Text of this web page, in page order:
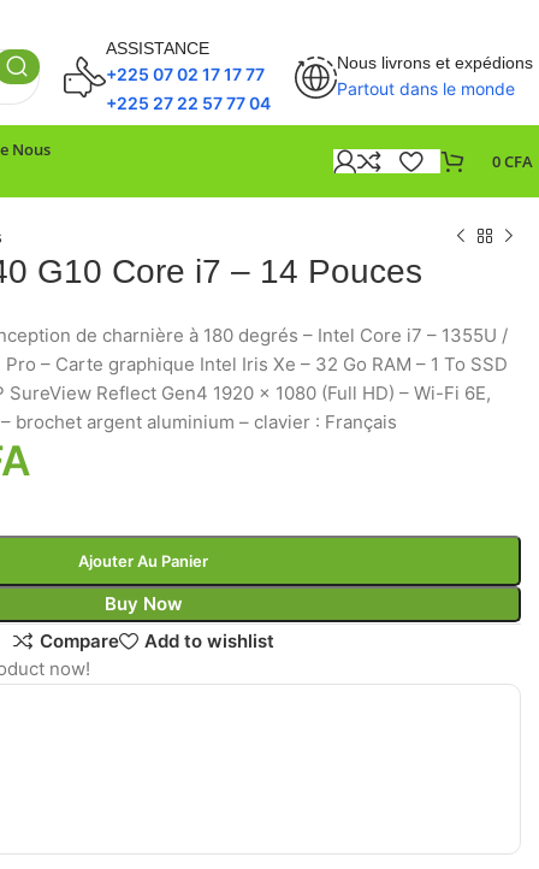
ASSISTANCE
+225 07 02 17 17 77
+225 27 22 57 77 04
Nous livrons et expédions
Partout dans le monde
Nous
0CFA
G10 Core i7 – 14 Pouces
de charnière à 180 degrés – Intel Core i7 – 1355U /
Pro – Carte graphique Intel Iris Xe – 32 Go RAM – 1 To SSD
SureView Reflect Gen4 1920 x 1080 (Full HD) – Wi-Fi 6E,
brochet argent aluminium – clavier : Français
Ajouter Au Panier
Buy Now
Compare
Add to wishlist
now!